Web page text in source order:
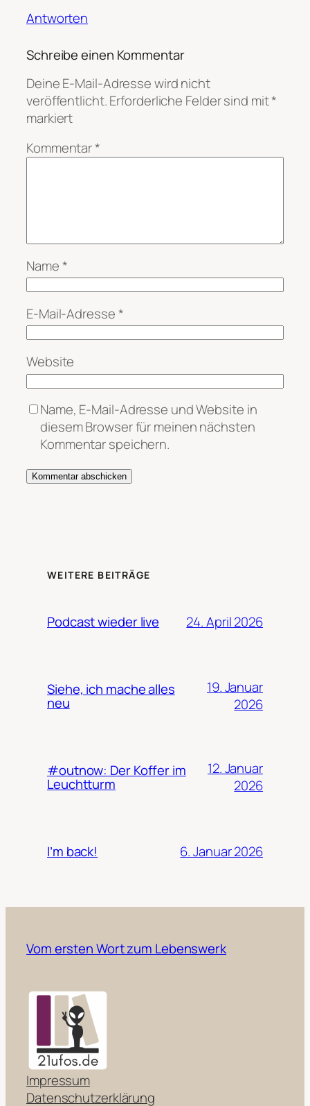
Antworten
Schreibe einen Kommentar
Deine E-Mail-Adresse wird nicht
veröffentlicht.Erforderliche Felder sind mit*
markiert
Kommentar*
Name*
E-Mail-Adresse*
Website
Name, E-Mail-Adresse und Website in
diesem Browser für meinen nächsten
Kommentar speichern.
WEITERE BEITRÄGE
Podcast wieder live 24. April 2026
Siehe, ich mache alles
neu
19. Januar
2026
#outnow: Der Koffer im
Leuchtturm
12. Januar
2026
I’m back! 6. Januar 2026
Vom ersten Wort zum Lebenswerk
Impressum
Datenschutzerklärung